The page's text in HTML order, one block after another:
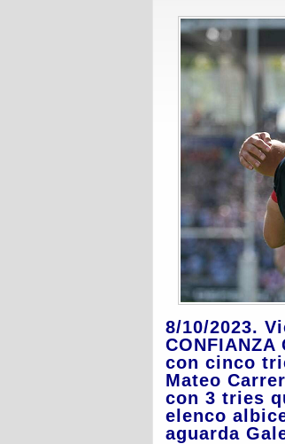
8/10/2023.
con cinco
Mateo
con 3 tries
elenco
aguarda